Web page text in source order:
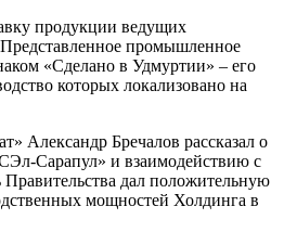
продукции ведущих
промышленное
«Сделано в Удмуртии» – его
которых локализовано на
Александр Бречалов рассказал о
Сарапул» и взаимодействию с
дал положительную
мощностей Холдинга в